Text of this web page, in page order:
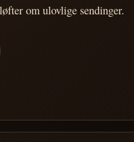
om ulovlige sendinger.